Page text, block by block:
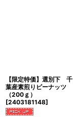
【限定特価】選別下 千
葉産素煎りピーナッツ
（200ｇ）
[2403181148]